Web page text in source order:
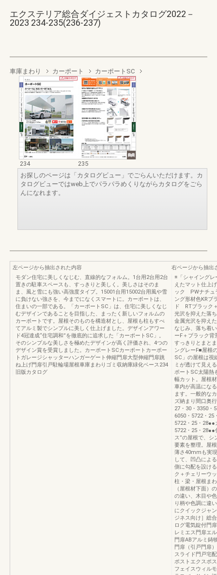
エクステリア総合ダイジェストカタログ2022－
2023 234-235(236-237)
車庫まわり カーポート カーポートSC
234
235
お探しのページは「カタログビュー」でごらんいただけます。カ
タログビューではweb上でパラパラめくりながらカタログをごら
んになれます。
左ページから抽出された内容
モダン住宅に美しくなじむ、直線的なフォルム。1台用2台用2台
置きの駐車スペースも、すっきりと美しく。美しさはそのま
ま、風と雪にも強い高強度タイプ。15001台用15002台用風や雪
に負けない強さを、今までになくスマートに。カーポートは、
住まいの一部である。「カーポートSC」は、住宅に美しくなじ
むデザインであることを目指した、まったく新しいフォルムの
カーポートです。屋根そのものを構造材とし、屋根も柱もすべ
てアルミ製でシンプルに美しく仕上げました。デザインアワー
ド4冠達成“住宅調和”を徹底的に追求した「カーポートSC」。
そのシンプルな美しさを極めたデザインが高く評価され、4つの
デザイン賞を受賞しました。カーポートSCカーポートカーポー
トガレージシャッターハンガーゲート伸縮門扉大型伸縮門扉跳
ね上げ門扉引戸駐輪場屋根車庫まわりゴミ収納庫緑化ベース234
旧版カタログ
右ページから抽出
※「シャイング
えたマット仕上
ック PWナチュ
ング形材色KRブ
ド RTブラック
光沢を抑えた落
金属光沢を抑え
なじみ、落ち着
ーF＋ブラック背
すっきりとまと
ングレーF■屋根
SC」の屋根は視
ミが透けて見え
ポートSC太陽熱
幅カット。屋根
車内が高温にな
ます。一般的な
ズ納まり間口奥
27・30・3350・
6050・5722・25
5722・25・28●●
5722・25・28●●
ス”の屋根で、シ
要素を整理。屋
薄さ40mmも実
して、凹凸によ
側に勾配を設け
ク＋チェリーウ
柱・梁・屋根ま
（屋根材下面）
の違い、木目や
り柄や色調に違
にクイックジャ
ジネス向け］総
ログ電気錠付門
レミエス門扉エ
門扉ABアルミ鋳
門扉（引戸門扉
スライド門戸宅
ポストエクスポ
フェイスウィル